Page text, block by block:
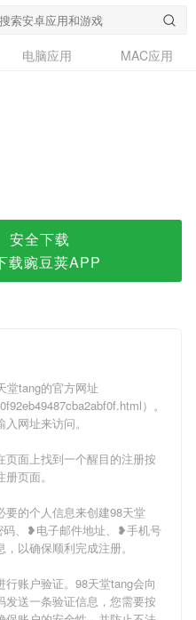
电脑应用
MAC应用
安全下载
载豌豆荚APP
堂tang的官方网址
）。
网址来访问。
页面上找到一个醒目的注册按
页面。
要的个人信息来创建98天堂
、❥电子邮件地址、❥手机号
以确保顺利完成注册。
账户验证。98天堂tang会向
送一条验证信息，您需要按